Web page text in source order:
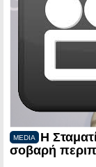
MEDIA
Η
σοβαρή